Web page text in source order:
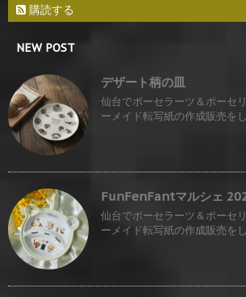
購読する
NEW POST
デザート柄の皿
仙台でポーセラーツ＆ポーセ
ーメイド転写紙の作成販売を
FunFenFantマルシェ
仙台でポーセラーツ＆ポーセ
ーメイド転写紙の作成販売を